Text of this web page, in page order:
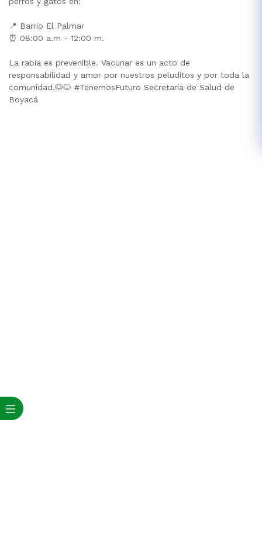
📍 Barrio El Palmar
⏰ 08:00 a.m - 12:00 m.
La rabia es prevenible. Vacunar es un acto de
responsabilidad y amor por nuestros peluditos y por toda la
comunidad.🐶🐱 #TenemosFuturo Secretaría de Salud de
Boyacá